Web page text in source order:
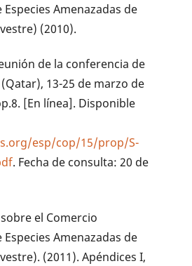
Amenazadas de
(2010).
de la conferencia de
13-25 de marzo de
[En línea]. Disponible
esp/cop/15/prop/S-
. Fecha de consulta: 20 de
el Comercio
Amenazadas de
(2011). Apéndices I,